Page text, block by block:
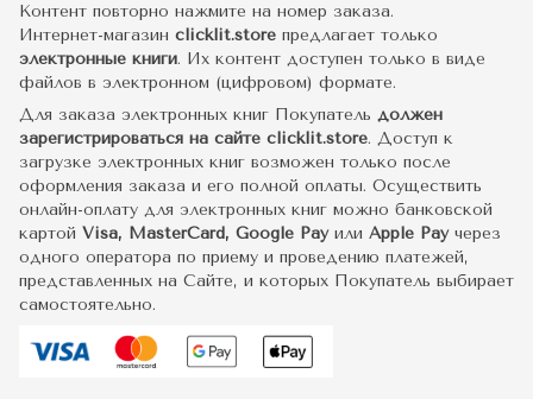
Контент повторно нажмите на номер заказа.
Интернет-магазин clicklit.store предлагает только
электронные книги. Их контент доступен только в виде
файлов в электронном (цифровом) формате.
Для заказа электронных книг Покупатель должен
зарегистрироваться на сайте clicklit.store. Доступ к
загрузке электронных книг возможен только после
оформления заказа и его полной оплаты. Осуществить
онлайн-оплату для электронных книг можно банковской
картой Visa, MasterCard, Google Pay или Apple Payчерез
одного оператора по приему и проведению платежей,
представленных на Сайте, и которых Покупатель выбирает
самостоятельно.